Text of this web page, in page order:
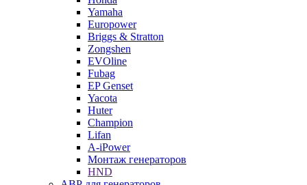
Yamaha
Europower
Briggs & Stratton
Zongshen
EVOline
Fubag
EP Genset
Yacota
Huter
Champion
Lifan
A-iPower
Монтаж генераторов
HND